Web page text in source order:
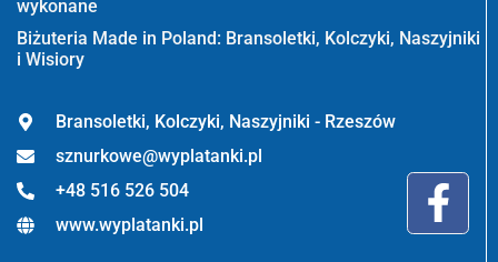
wykonane
Biżuteria Made in Poland: Bransoletki, Kolczyki, Naszyjniki
i Wisiory
Bransoletki, Kolczyki, Naszyjniki - Rzeszów
sznurkowe@wyplatanki.pl
+48 516 526 504
www.wyplatanki.pl